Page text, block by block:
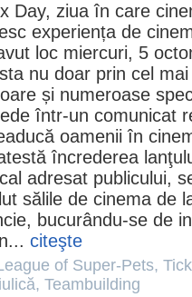
Day, ziua în care
experiența de
loc miercuri, 5
nu doar prin cel
și numeroase
într-un comunicat
oamenii în
încrederea
adresat publicului,
sălile de cinema de
bucurându-se de
citeşte
of Super-Pets,
, Teambuilding